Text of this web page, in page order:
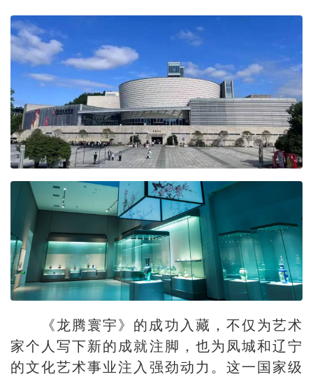
《龙腾寰宇》的成功入藏，不仅为艺术
家个人写下新的成就注脚，也为凤城和辽宁
的文化艺术事业注入强劲动力。这一国家级